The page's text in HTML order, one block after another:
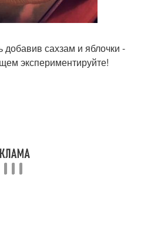
сахзам и яблочки -
экспериментируйте!